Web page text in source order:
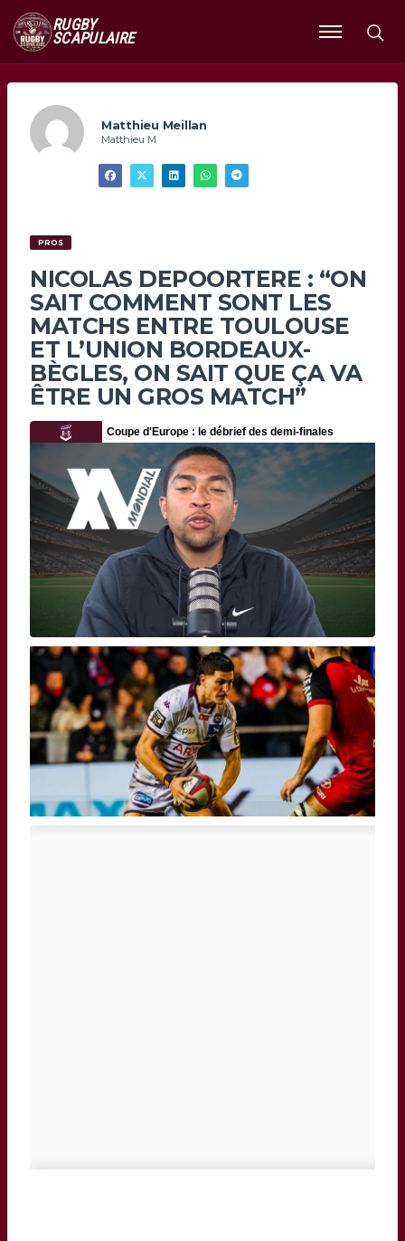
RUGBY
SCAPULAIRE
Ouvrir
le
Matthieu Meillan
Matthieu M
PROS
NICOLAS DEPOORTERE : “ON
SAIT COMMENT SONT LES
MATCHS ENTRE TOULOUSE
ET L’UNION BORDEAUX-
BÈGLES, ON SAIT QUE ÇA VA
ÊTRE UN GROS MATCH”